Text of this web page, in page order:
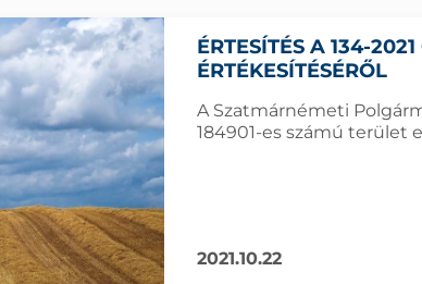
ÉRTESÍTÉS A 134-
ÉRTÉKESÍTÉSÉRŐL
A Szatmárnémeti
184901-es számú terület
2021.10.22